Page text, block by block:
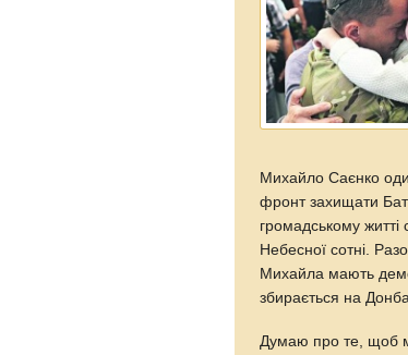
Михайло Саєнко
фронт захищати
громадському
Небесної сотні.
Михайла мають
збирається на
Думаю про те, щоб